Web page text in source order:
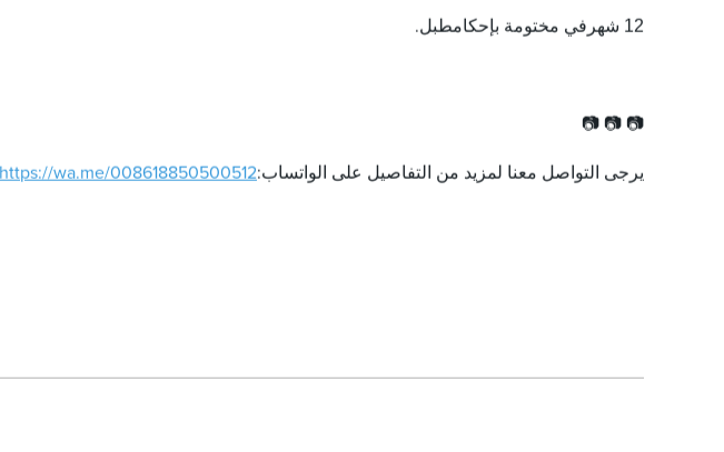
12 شهر في مختومة بإحكامطبل.
📷 📷 📷
يرجى التواصل معنا لمزيد من التفاصيل على الواتساب:https://wa.me/008618850500512